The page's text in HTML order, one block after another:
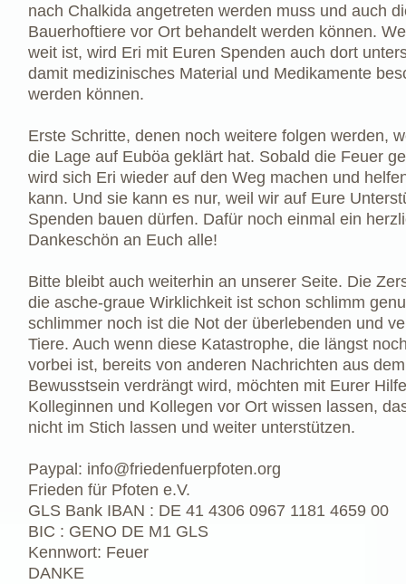
nach Chalkida angetreten werden muss und auch
Bauerhoftiere vor Ort behandelt werden können.
weit ist, wird Eri mit Euren Spenden auch dort
damit medizinisches Material und Medikamente
werden können.
Erste Schritte, denen noch weitere folgen werden,
die Lage auf Euböa geklärt hat. Sobald die Feuer
wird sich Eri wieder auf den Weg machen und
kann. Und sie kann es nur, weil wir auf Eure
Spenden bauen dürfen. Dafür noch einmal ein
Dankeschön an Euch alle!
Bitte bleibt auch weiterhin an unserer Seite. Die
die asche-graue Wirklichkeit ist schon schlimm
schlimmer noch ist die Not der überlebenden und
Tiere. Auch wenn diese Katastrophe, die längst
vorbei ist, bereits von anderen Nachrichten aus dem
Bewusstsein verdrängt wird, möchten mit Eurer
Kolleginnen und Kollegen vor Ort wissen lassen,
nicht im Stich lassen und weiter unterstützen.
Paypal: info@friedenfuerpfoten.org
Frieden für Pfoten e.V.
GLS Bank IBAN : DE 41 4306 0967 1181 4659 00
BIC : GENO DE M1 GLS
Kennwort: Feuer
DANKE